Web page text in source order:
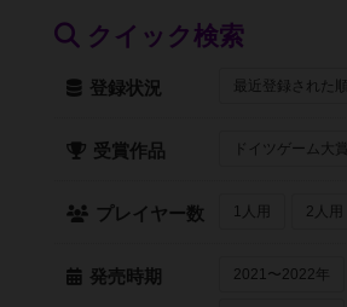
クイック検索
登録状況 最近登録された順
受賞作品 ドイツゲーム大賞
プレイヤー数 1人用 2人用
発売時期 2021〜2022年